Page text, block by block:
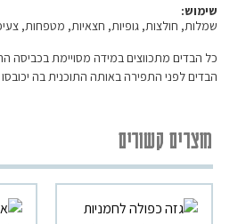
שימוש:
שמלות, חולצות, גופיות, חצאיות, מטפחות,
כל הבדים מתכווצים במידה מסויימת בכביסה
הבדים לפני התפירה באותה התוכנית בה
מוצרים קשורים